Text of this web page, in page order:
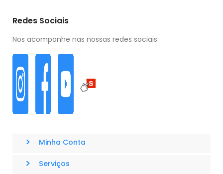
Redes Sociais
Nos acompanhe nas nossas redes sociais
> Minha Conta
> Serviços